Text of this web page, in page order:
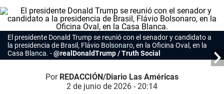
El presidente Donald Trump se reunió con el senador y candidato a
la presidencia de Brasil, Flávio Bolsonaro, en la Oficina Oval, en la
Casa Blanca.
@realDonaldTrump / Truth Social
Por REDACCIÓN/Diario Las Américas
2 de junio de 2026 - 20:14